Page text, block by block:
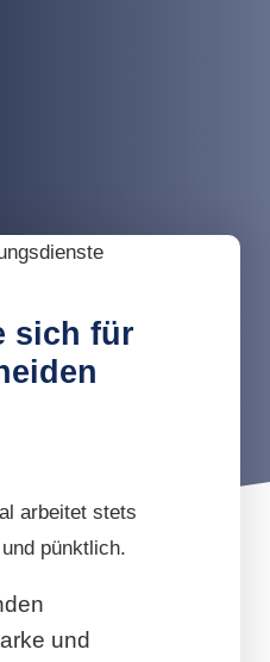
sich für
arbeitet stets
pünktlich.
und